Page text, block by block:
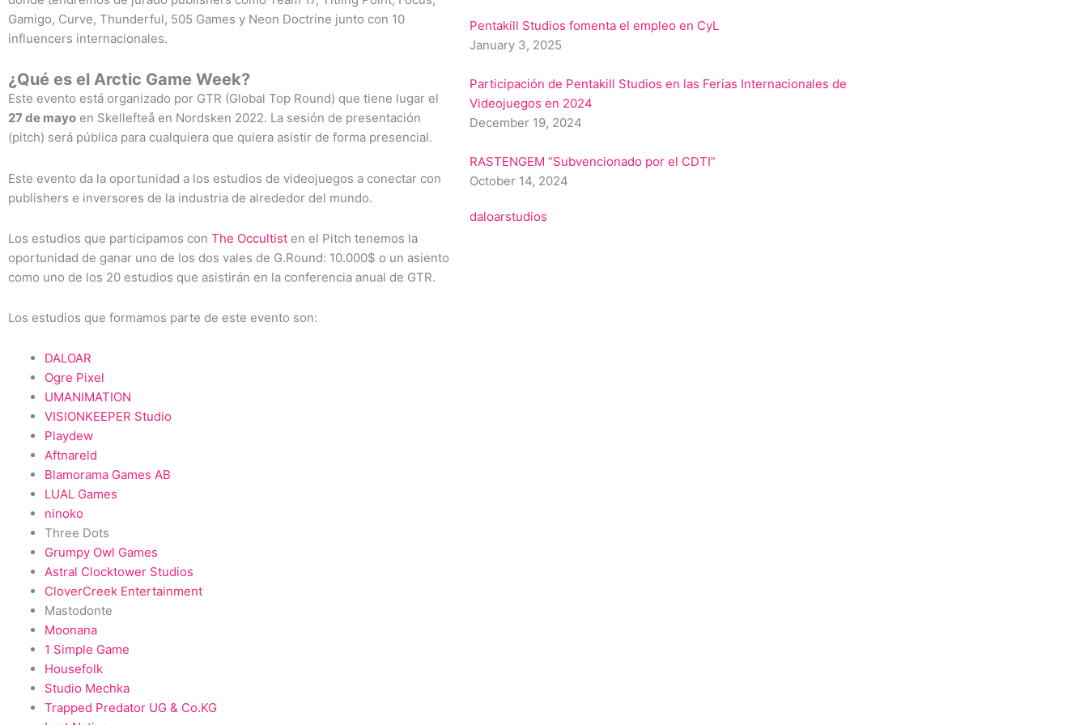
Gamigo, Curve, Thunderful, 505 Games y Neon Doctrine junto con 10
influencers internacionales.
¿Qué es el Arctic Game Week?
Este evento está organizado por GTR (Global Top Round) que tiene lugar el
27 de mayo en Skellefteå en Nordsken 2022. La sesión de presentación
(pitch) será pública para cualquiera que quiera asistir de forma presencial.
Este evento da la oportunidad a los estudios de videojuegos a conectar con
publishers e inversores de la industria de alrededor del mundo.
Los estudios que participamos con The Occultist en el Pitch tenemos la
oportunidad de ganar uno de los dos vales de G.Round: 10.000$ o un asiento
como uno de los 20 estudios que asistirán en la conferencia anual de GTR.
Los estudios que formamos parte de este evento son:
DALOAR
Ogre Pixel
UMANIMATION
VISIONKEEPER Studio
Playdew
Aftnareld
Blamorama Games AB
LUAL Games
ninoko
Three Dots
Grumpy Owl Games
Astral Clocktower Studios
CloverCreek Entertainment
Mastodonte
Moonana
1 Simple Game
Housefolk
Studio Mechka
Trapped Predator UG & Co.KG
Pentakill Studios fomenta el empleo en CyL
January 3, 2025
Participación de Pentakill Studios en las Ferias Internacionales de
Videojuegos en 2024
December 19, 2024
RASTENGEM “Subvencionado por el CDTI”
October 14, 2024
daloarstudios